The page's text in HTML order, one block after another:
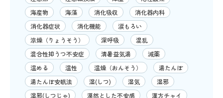
海産物
海藻 消化吸収
消化器内科
消化器症状
消化機能
涙もろい
涼燥（りょうそう）
深呼吸
混乱
混合性抑うつ不安症
清暑益気湯
減薬
温める
温性 温燥（おんそう）
湯たんぽ
湯たんぽ安眠法
湿(しつ) 湿気
湿邪
湿邪(しつじゃ)
漠然とした不安感
漢方チャイ